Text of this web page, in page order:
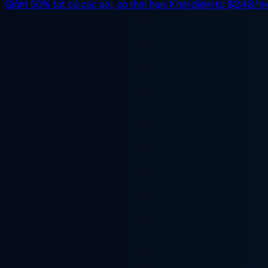
Giảm 50% tất cả các gói, có thời hạn. Khởi điểm từ$2.48/